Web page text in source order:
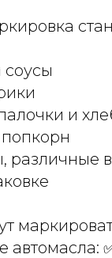
и
различные